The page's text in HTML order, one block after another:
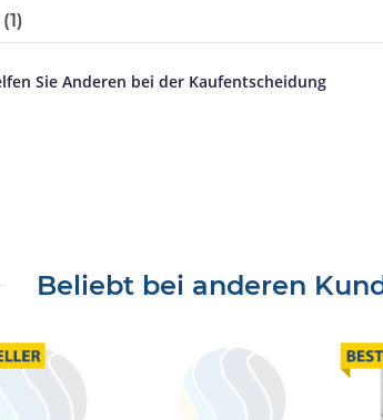
Sie Anderen bei der Kaufentscheidung
Beliebt bei anderen